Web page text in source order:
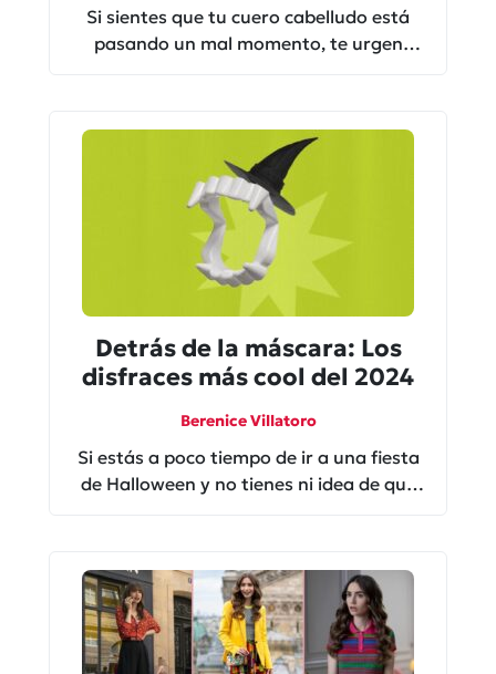
Si sientes que tu cuero cabelludo está
pasando un mal momento, te urgen
Detrás de la máscara: Los
disfraces más cool del 2024
Berenice Villatoro
Si estás a poco tiempo de ir a una fiesta
de Halloween y no tienes ni idea de qué